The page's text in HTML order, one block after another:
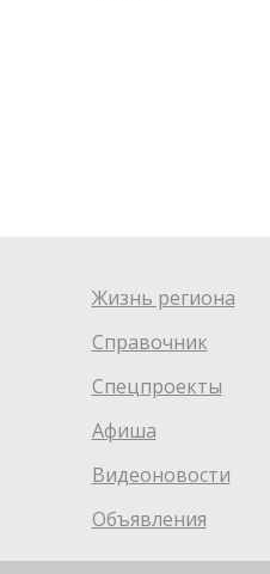
Жизнь региона
Справочник
Спецпроекты
Афиша
Видеоновости
Объявления